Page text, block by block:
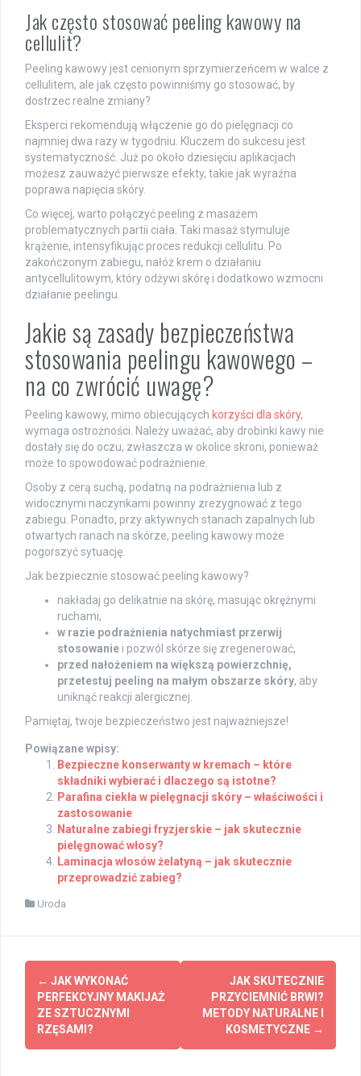
Jak często stosować peeling kawowy na
cellulit?
Peeling kawowy jest cenionym sprzymierzeńcem w walce z
cellulitem, ale jak często powinniśmy go stosować, by
dostrzec realne zmiany?
Eksperci rekomendują włączenie go do pielęgnacji co
najmniej dwa razy w tygodniu. Kluczem do sukcesu jest
systematyczność. Już po około dziesięciu aplikacjach
możesz zauważyć pierwsze efekty, takie jak wyraźna
poprawa napięcia skóry.
Co więcej, warto połączyć peeling z masażem
problematycznych partii ciała. Taki masaż stymuluje
krążenie, intensyfikując proces redukcji cellulitu. Po
zakończonym zabiegu, nałóż krem o działaniu
antycellulitowym, który odżywi skórę i dodatkowo wzmocni
działanie peelingu.
Jakie są zasady bezpieczeństwa
stosowania peelingu kawowego –
na co zwrócić uwagę?
Peeling kawowy, mimo obiecujących korzyści dla skóry,
wymaga ostrożności. Należy uważać, aby drobinki kawy nie
dostały się do oczu, zwłaszcza w okolice skroni, ponieważ
może to spowodować podrażnienie.
Osoby z cerą suchą, podatną na podrażnienia lub z
widocznymi naczynkami powinny zrezygnować z tego
zabiegu. Ponadto, przy aktywnych stanach zapalnych lub
otwartych ranach na skórze, peeling kawowy może
pogorszyć sytuację.
Jak bezpiecznie stosować peeling kawowy?
nakładaj go delikatnie na skórę, masując okrężnymi
ruchami,
w razie podrażnienia natychmiast przerwij
stosowanie i pozwól skórze się zregenerować,
przed nałożeniem na większą powierzchnię,
przetestuj peeling na małym obszarze skóry, aby
uniknąć reakcji alergicznej.
Pamiętaj, twoje bezpieczeństwo jest najważniejsze!
Powiązane wpisy:
Bezpieczne konserwanty w kremach – które
składniki wybierać i dlaczego są istotne?
Parafina ciekła w pielęgnacji skóry – właściwości i
zastosowanie
Naturalne zabiegi fryzjerskie – jak skutecznie
pielęgnować włosy?
Laminacja włosów żelatyną – jak skutecznie
przeprowadzić zabieg?
Uroda
Post
navigation
← JAK WYKONAĆ
PERFEKCYJNY MAKIJAŻ
ZE SZTUCZNYMI
RZĘSAMI?
JAK SKUTECZNIE
PRZYCIEMNIĆ BRWI?
METODY NATURALNE I
KOSMETYCZNE →